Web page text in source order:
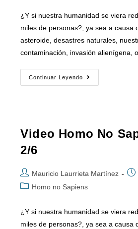
¿Y si nuestra humanidad se viera
miles de personas?, ya sea a causa
asteroide, desastres naturales,
contaminación, invasión alienígena,
Continuar Leyendo
Video Homo No
2/6
Mauricio Laurrieta Martínez
Homo no Sapiens
¿Y si nuestra humanidad se viera
miles de personas?, ya sea a causa